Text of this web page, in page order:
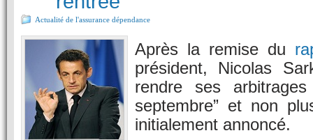
Actualité de l'assurance dépendance
Après la remise du
président, Nicolas
rendre ses
septembre” et non
initialement annoncé.